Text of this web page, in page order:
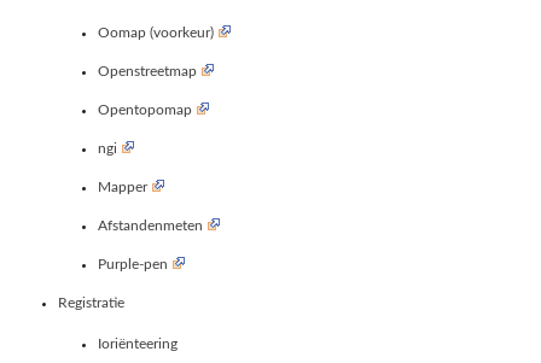
Oomap (voorkeur)
Openstreetmap
Opentopomap
ngi
Mapper
Afstandenmeten
Purple-pen
Registratie
Ioriënteering